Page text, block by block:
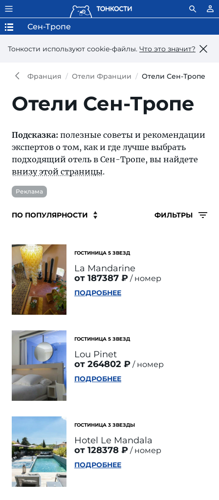
Тонкости используют сookie-файлы. Что это значит?
Сен-Тропе
Франция Отели Франции Отели Сен-Тропе
Отели Сен-Тропе
Подсказка: полезные советы и рекомендации
экспертов о том, как и где лучше выбрать
подходящий отель в Сен-Тропе, вы найдете
внизу этой страницы.
Реклама
ФИЛЬТРЫ
ГОСТИНИЦА 5 ЗВЕЗД
La Mandarine
от 187387 ₽
номер
ПОДРОБНЕЕ
ГОСТИНИЦА 5 ЗВЕЗД
Lou Pinet
от 264802 ₽
номер
ПОДРОБНЕЕ
ГОСТИНИЦА 3 ЗВЕЗДЫ
Hotel Le Mandala
от 128378 ₽
номер
ПОДРОБНЕЕ